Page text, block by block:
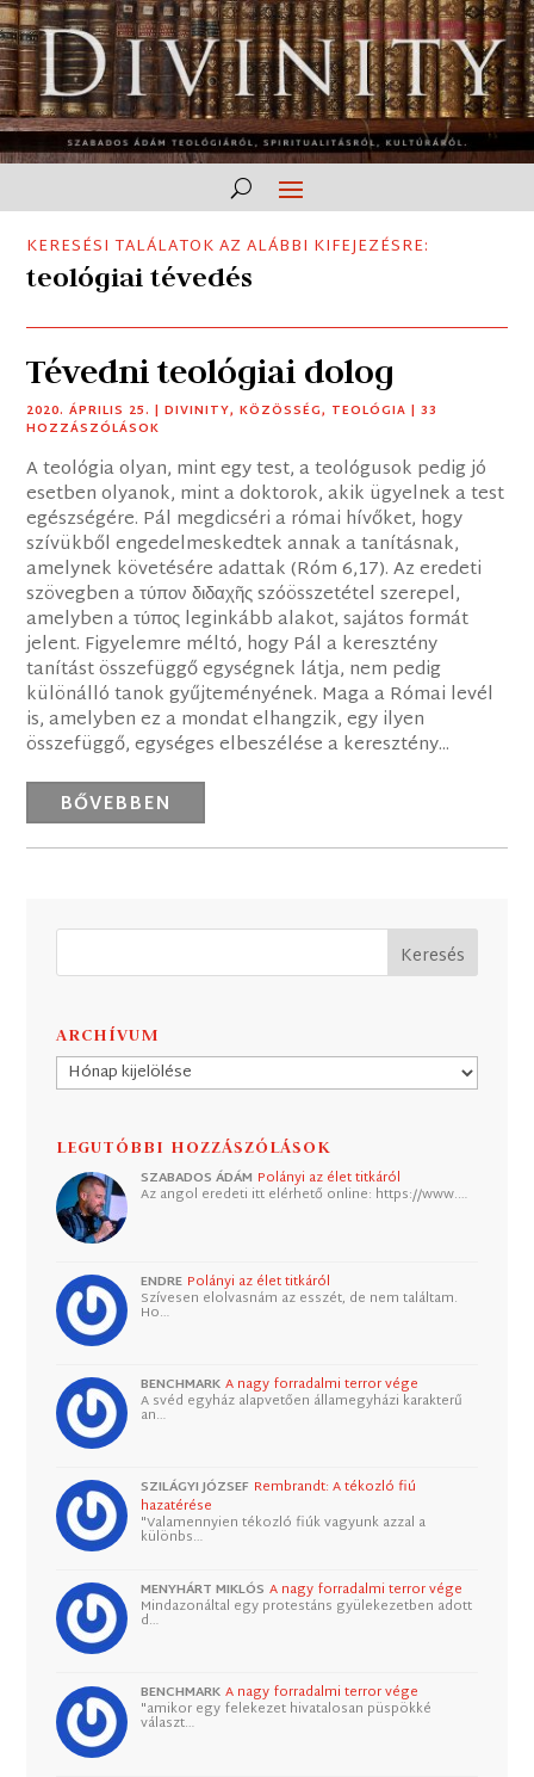
KERESÉSI TALÁLATOK AZ ALÁBBI KIFEJEZÉSRE:
teológiai tévedés
Tévedni teológiai dolog
2020. ÁPRILIS 25. |DIVINITY,KÖZÖSSÉG, TEOLÓGIA | 33
HOZZÁSZÓLÁSOK
A teológia olyan, mint egy test, a teológusok pedig jó
esetben olyanok, mint a doktorok, akik ügyelnek a test
egészségére. Pál megdicséri a római hívőket, hogy
szívükből engedelmeskedtek annak a tanításnak,
amelynek követésére adattak (Róm 6,17). Az eredeti
szövegben a τύπον διδαχῆς szóösszetétel szerepel,
amelyben a τύπος leginkább alakot, sajátos formát
jelent. Figyelemre méltó, hogy Pál a keresztény
tanítást összefüggő egységnek látja, nem pedig
különálló tanok gyűjteményének. Maga a Római levél
is, amelyben ez a mondat elhangzik, egy ilyen
összefüggő, egységes elbeszélése a keresztény...
BŐVEBBEN
ARCHÍVUM
Archívum
LEGUTÓBBI HOZZÁSZÓLÁSOK
SZABADOS ÁDÁM Polányi az élet titkáról
Az angol eredeti itt elérhető online: https://www.…
ENDRE Polányi az élet titkáról
Szívesen elolvasnám az esszét, de nem találtam.
Ho…
BENCHMARK A nagy forradalmi terror vége
A svéd egyház alapvetően államegyházi karakterű
an…
SZILÁGYI JÓZSEF Rembrandt: A tékozló fiú
hazatérése
"Valamennyien tékozló fiúk vagyunk azzal a
különbs…
MENYHÁRT MIKLÓS A nagy forradalmi terror vége
Mindazonáltal egy protestáns gyülekezetben adott
d…
BENCHMARK A nagy forradalmi terror vége
"amikor egy felekezet hivatalosan püspökké
választ…